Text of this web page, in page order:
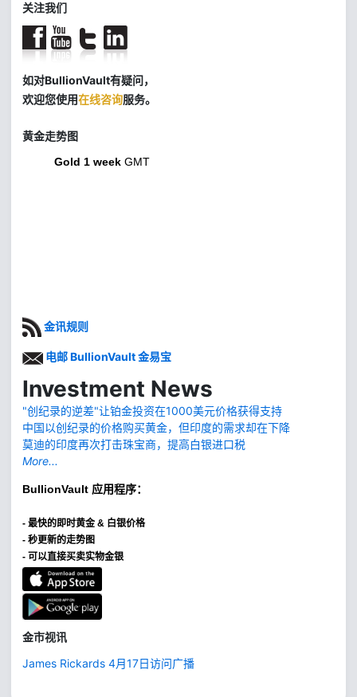
关注我们
如对BullionVault有疑问，
欢迎您使用在线咨询服务。
黄金走势图
Gold 1 week GMT
金讯规则
电邮 BullionVault 金易宝
Investment News
"创纪录的逆差"让铂金投资在1000美元价格获得支持
中国以创纪录的价格购买黄金，但印度的需求却在下降
莫迪的印度再次打击珠宝商，提高白银进口税
More...
BullionVault 应用程序：
- 最快的即时黄金 & 白银价格
- 秒更新的走势图
- 可以直接买卖实物金银
金市视讯
James Rickards 4月17日访问广播